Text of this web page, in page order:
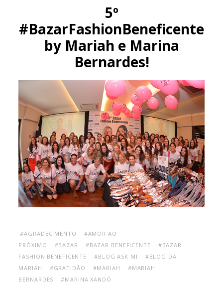
5º
#BazarFashionBeneficente
by Mariah e Marina
Bernardes!
#AGRADECIMENTO
#AMOR AO
PRÓXIMO
#BAZAR #BAZAR BENEFICENTE
#BAZAR
FASHION BENEFICENTE
#BLOG ASK MI
#BLOG DA
MARIAH
#GRATIDÃO #MARIAH
#MARIAH
BERNARDES
#MARINA XANDÓ